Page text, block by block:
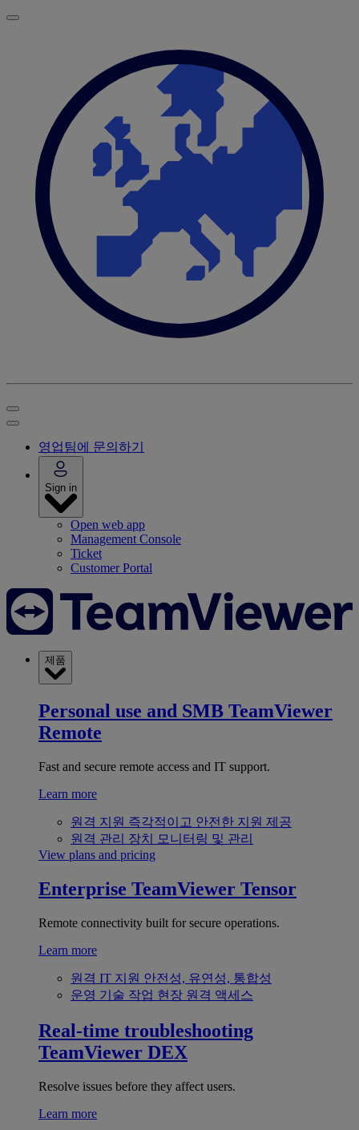
영업팀에 문의하기
Sign in
Open web app
Management Console
Ticket
Customer Portal
제품
Personal use and SMB TeamViewer
Remote
Fast and secure remote access and IT support.
Learn more
원격 지원 즉각적이고 안전한 지원 제공
원격 관리 장치 모니터링 및 관리
View plans and pricing
Enterprise TeamViewer Tensor
Remote connectivity built for secure operations.
Learn more
원격 IT 지원 안전성, 유연성, 통합성
운영 기술 작업 현장 원격 액세스
Real-time troubleshooting
TeamViewer DEX
Resolve issues before they affect users.
Learn more